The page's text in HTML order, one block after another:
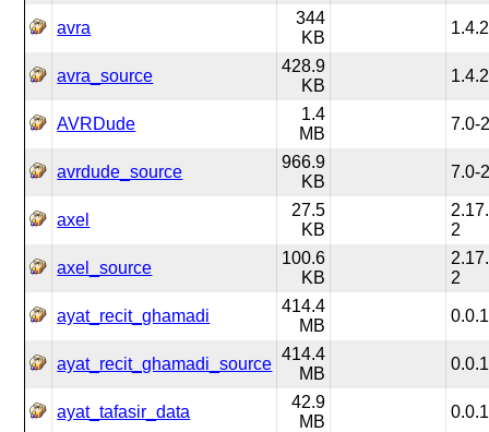
avra
344
KB
avra_source
428.9
KB
AVRDude
1.4
MB
7.0-
avrdude_source
966.9
KB
7.0-
axel
27.5
KB
2
axel_source
100.6
KB
2
ayat_recit_ghamadi
414.4
MB
ayat_recit_ghamadi_source
414.4
MB
ayat_tafasir_data
42.9
MB